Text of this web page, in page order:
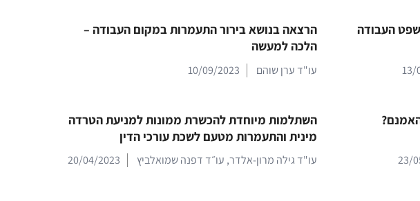
העבודה
13/
הרצאה בנושא בירור התעמרות במקום העבודה –
הלכה למעשה
עו"ד ערן שוהם 10/09/2023
23/
השתלמות מיוחדת להכשרת ממונות למניעת הטרדה
מינית והתעמרות מטעם לשכת עורכי הדין
עו"ד גילה מרון-אלדר, עו״ד דפנה שמואלביץ 20/04/2023